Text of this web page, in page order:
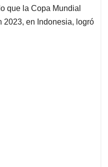
que la Copa Mundial
2023, en Indonesia, logró